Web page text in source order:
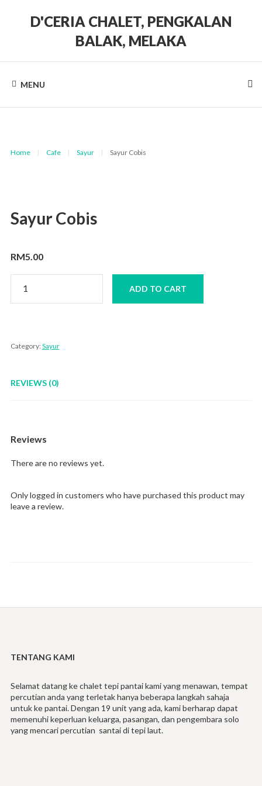
D'CERIA CHALET, PENGKALAN
BALAK, MELAKA
unitMENU
Home | Cafe | Sayur | Sayur Cobis
Sayur Cobis
RM5.00
Cobis
quantity
ADD TO CART
Category: Sayur
REVIEWS (0)
Reviews
There are no reviews yet.
Only logged in customers who have purchased this product may
leave a review.
TENTANG KAMI
Selamat datang ke chalet tepi pantai kami yang menawan, tempat
percutian anda yang terletak hanya beberapa langkah sahaja
untuk ke pantai. Dengan 19 unit yang ada, kami berharap dapat
memenuhi keperluan keluarga, pasangan, dan pengembara solo
yang mencari percutian santai di tepi laut.